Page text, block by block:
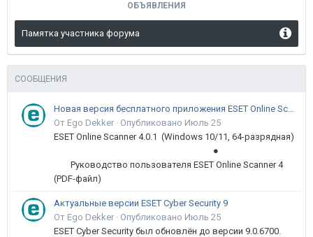
ОБЪЯВЛЕНИЯ
Памятка участника форума
СООБЩЕНИЯ
Новая версия бесплатного приложения ESET Online Scanner доступна пользователям
От Ego Dekker · Опубликовано Июль 25
ESET Online Scanner 4.0.1 (Windows 10/11, 64-разрядная)
●
Руководство пользователя ESET Online Scanner 4
(PDF-файл)
Актуальные версии ESET Cyber Security 9
От Ego Dekker · Опубликовано Июль 25
ESET Cyber Security был обновлён до версии 9.0.6700.